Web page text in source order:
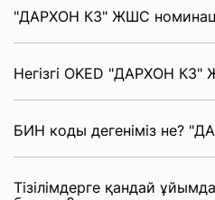
"ДАРХОН КЗ" ЖШС
Негізгі OKED "ДАРХОН КЗ"
БИН коды дегеніміз не?
Тізілімдерге қандай